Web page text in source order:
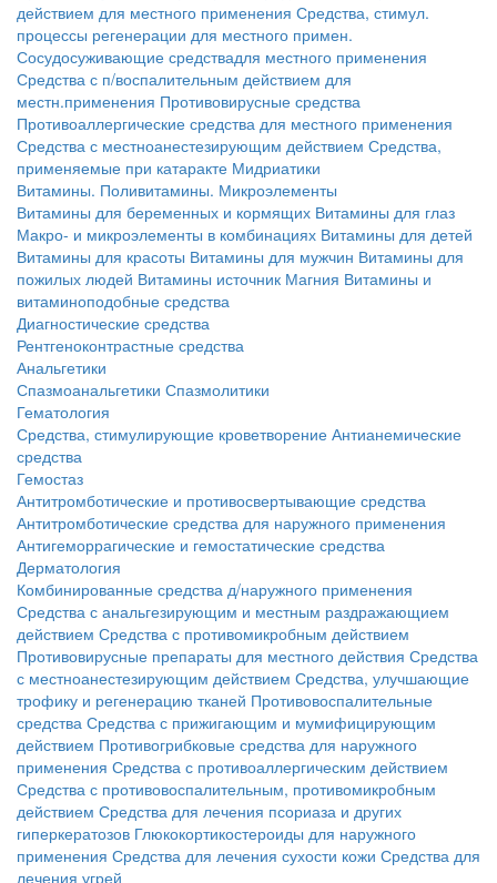
действием для местного применения Средства, стимул.
процессы регенерации для местного примен.
Сосудосуживающие средствадля местного применения
Средства с п/воспалительным действием для
местн.применения Противовирусные средства
Противоаллергические средства для местного применения
Средства с местноанестезирующим действием Средства,
применяемые при катаракте Мидриатики
Витамины. Поливитамины. Микроэлементы
Витамины для беременных и кормящих Витамины для глаз
Макро- и микроэлементы в комбинациях Витамины для детей
Витамины для красоты Витамины для мужчин Витамины для
пожилых людей Витамины источник Магния Витамины и
витаминоподобные средства
Диагностические средства
Рентгеноконтрастные средства
Анальгетики
Спазмоанальгетики Спазмолитики
Гематология
Средства, стимулирующие кроветворение Антианемические
средства
Гемостаз
Антитромботические и противосвертывающие средства
Антитромботические средства для наружного применения
Антигеморрагические и гемостатические средства
Дерматология
Комбинированные средства д/наружного применения
Средства с анальгезирующим и местным раздражающием
действием Средства с противомикробным действием
Противовирусные препараты для местного действия Средства
с местноанестезирующим действием Средства, улучшающие
трофику и регенерацию тканей Противовоспалительные
средства Средства с прижигающим и мумифицирующим
действием Противогрибковые средства для наружного
применения Средства с противоаллергическим действием
Средства с противовоспалительным, противомикробным
действием Средства для лечения псориаза и других
гиперкератозов Глюкокортикостероиды для наружного
применения Средства для лечения сухости кожи Средства для
лечения угрей